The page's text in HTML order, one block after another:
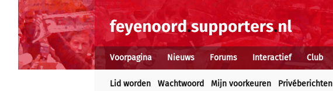
Voorpagina Nieuws Forums Interactief Club
Lid worden Wachtwoord Mijn voorkeuren Privéberichten